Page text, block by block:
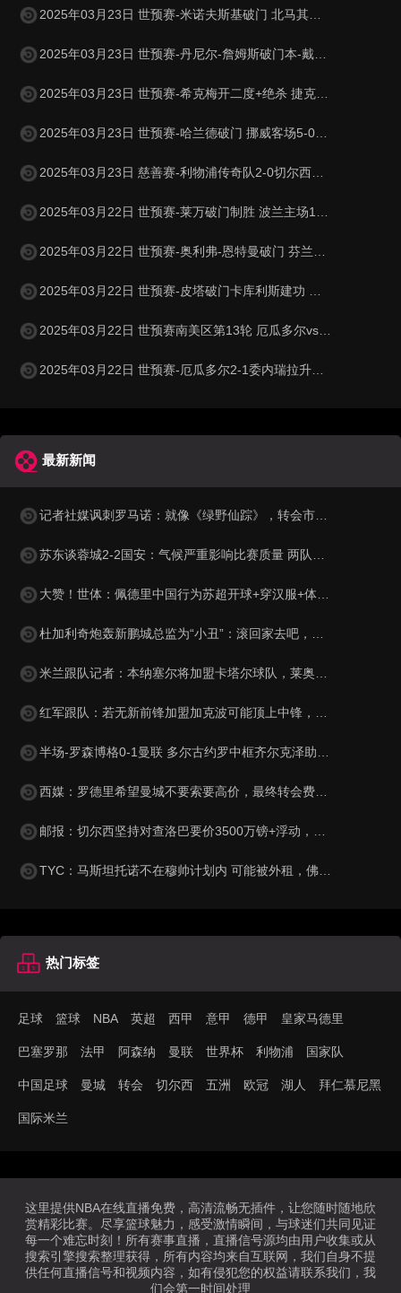
2025年03月23日 世预赛-米诺夫斯基破门 北马其顿3-0列支敦士登
2025年03月23日 世预赛-丹尼尔-詹姆斯破门本-戴维斯建功 威尔士3-1哈萨克斯坦
2025年03月23日 世预赛-希克梅开二度+绝杀 捷克2-1险胜法罗群岛
2025年03月23日 世预赛-哈兰德破门 挪威客场5-0大胜摩尔多瓦
2025年03月23日 慈善赛-利物浦传奇队2-0切尔西传奇队 克劳奇头球+挑射梅开二度
2025年03月22日 世预赛-莱万破门制胜 波兰主场1-0小胜立陶宛
2025年03月22日 世预赛-奥利弗-恩特曼破门 芬兰客场1-0马耳他
2025年03月22日 世预赛-皮塔破门卡库利斯建功 塞浦路斯2-0圣马力诺
2025年03月22日 世预赛南美区第13轮 厄瓜多尔vs委内瑞拉 全场录像
2025年03月22日 世预赛-厄瓜多尔2-1委内瑞拉升至第二 瓦伦西亚双响+失点
最新新闻
记者社媒讽刺罗马诺：就像《绿野仙踪》，转会市场网红俱乐部
苏东谈蓉城2-2国安：气候严重影响比赛质量 两队下半场才发力
大赞！世体：佩德里中国行为苏超开球+穿汉服+体验蹴鞠，备受欢迎
杜加利奇炮轰新鹏城总监为“小丑”：滚回家去吧，你根本不懂足球
米兰跟队记者：本纳塞尔将加盟卡塔尔球队，莱奥受土耳其豪门追捧
红军跟队：若无新前锋加盟加克波可能顶上中锋，或维尔茨踢伪九
半场-罗森博格0-1曼联 多尔古约罗中框齐尔克泽助攻莱西破门
西媒：罗德里希望曼城不要索要高价，最终转会费定为4500万+500万
邮报：切尔西坚持对查洛巴要价3500万镑+浮动，科莫将提高报价
TYC：马斯坦托诺不在穆帅计划内 可能被外租，佛罗伦萨最有可能
热门标签
足球 篮球 NBA 英超 西甲 意甲 德甲 皇家马德里
巴塞罗那 法甲 阿森纳 曼联 世界杯 利物浦 国家队
中国足球 曼城 转会 切尔西 五洲 欧冠 湖人 拜仁慕尼黑
国际米兰
这里提供NBA在线直播免费，高清流畅无插件，让您随时随地欣
赏精彩比赛。尽享篮球魅力，感受激情瞬间，与球迷们共同见证
每一个难忘时刻！所有赛事直播，直播信号源均由用户收集或从
搜索引擎搜索整理获得，所有内容均来自互联网，我们自身不提
供任何直播信号和视频内容，如有侵犯您的权益请联系我们，我
们会第一时间处理